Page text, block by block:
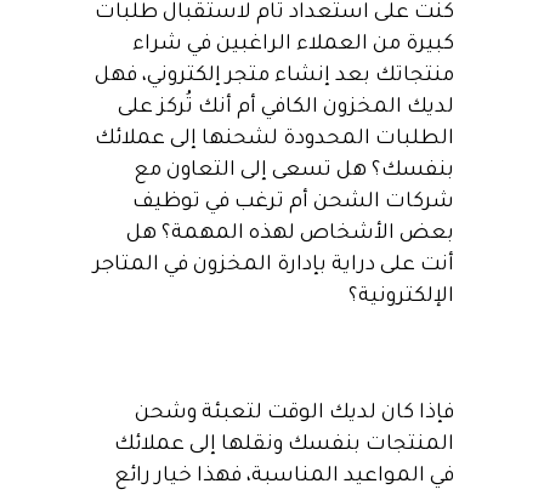
كنت على استعداد تام لاستقبال طلبات
كبيرة من العملاء الراغبين في شراء
منتجاتك بعد إنشاء متجر إلكتروني، فهل
لديك المخزون الكافي أم أنك تُركز على
الطلبات المحدودة لشحنها إلى عملائك
بنفسك؟ هل تسعى إلى التعاون مع
شركات الشحن أم ترغب في توظيف
بعض الأشخاص لهذه المهمة؟ هل
أنت على دراية بإدارة المخزون في المتاجر
الإلكترونية؟
فإذا كان لديك الوقت لتعبئة وشحن
المنتجات بنفسك ونقلها إلى عملائك
في المواعيد المناسبة، فهذا خيار رائع